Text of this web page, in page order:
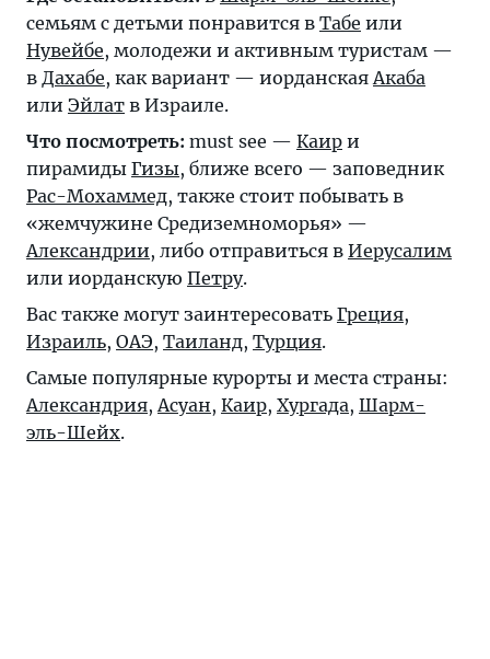
семьям с детьми понравится в Табе или
Нувейбе, молодежи и активным туристам —
в Дахабе, как вариант — иорданская Акаба
или Эйлат в Израиле.
Что посмотреть: must see — Каир и
пирамиды Гизы, ближе всего — заповедник
Рас-Мохаммед, также стоит побывать в
«жемчужине Средиземноморья» —
Александрии, либо отправиться в Иерусалим
или иорданскую Петру.
Вас также могут заинтересовать Греция,
Израиль, ОАЭ, Таиланд, Турция.
Самые популярные курорты и места страны:
Александрия, Асуан, Каир, Хургада, Шарм-
эль-Шейх.